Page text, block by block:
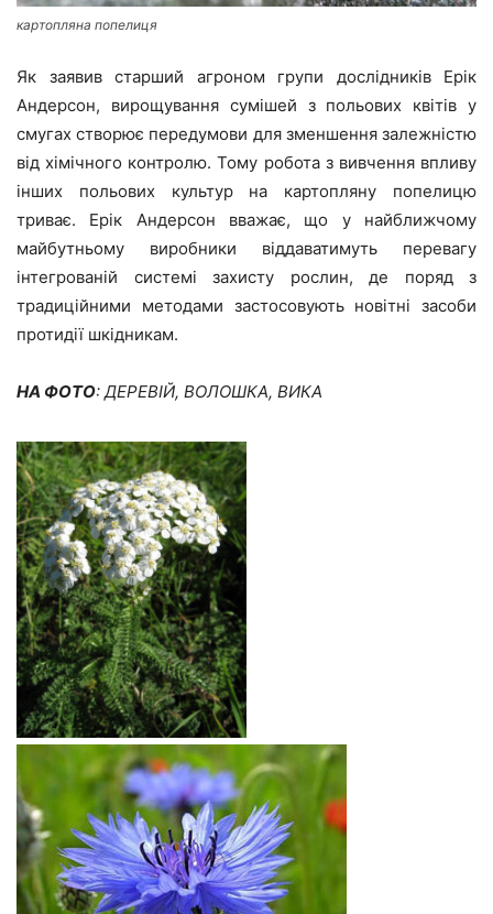
картопляна попелиця
Як заявив старший агроном групи дослідників Ерік
Андерсон, вирощування сумішей з польових квітів у
смугах створює передумови для зменшення залежністю
від хімічного контролю. Тому робота з вивчення впливу
інших польових культур на картопляну попелицю
триває. Ерік Андерсон вважає, що у найближчому
майбутньому виробники віддаватимуть перевагу
інтегрованій системі захисту рослин, де поряд з
традиційними методами застосовують новітні засоби
протидії шкідникам.
НА ФОТО: ДЕРЕВІЙ, ВОЛОШКА, ВИКА